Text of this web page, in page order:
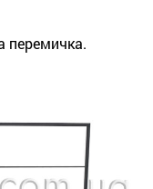
перемичка.